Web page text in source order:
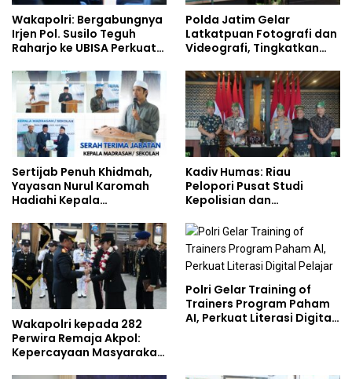
Wakapolri: Bergabungnya
Irjen Pol. Susilo Teguh
Raharjo ke UBISA Perkuat
Studi Kepolisian
Polda Jatim Gelar
Latkatpuan Fotografi dan
Videografi, Tingkatkan
Era Digital
Sertijab Penuh Khidmah,
Yayasan Nurul Karomah
Hadiahi Kepala
Umrah
Kadiv Humas: Riau
Pelopori Pusat Studi
Kepolisian dan
Policing Masuki Babak
Baru
Wakapolri kepada 282
Perwira Remaja Akpol:
Kepercayaan Masyarakat
Polri Gelar Training of
Trainers Program Paham
AI, Perkuat Literasi Digital